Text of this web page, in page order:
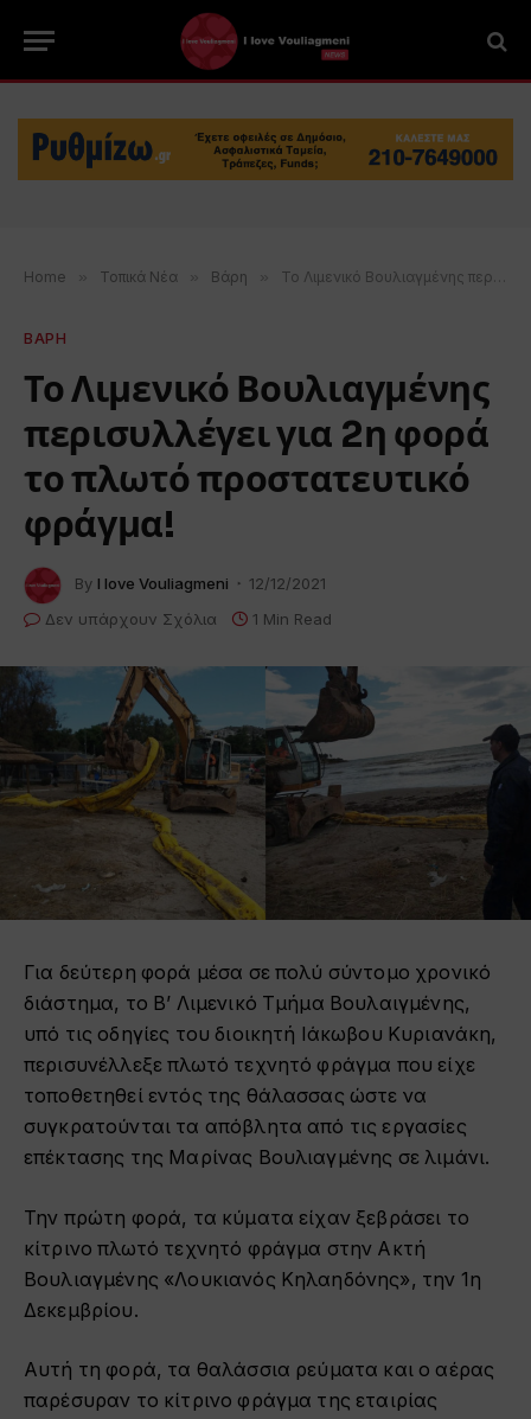
Home » Τοπικά Νέα » Βάρη » Το Λιμενικό Βουλιαγμένης περισυλλέγει για 2η φορά το πλωτό προστατευτικό φράγμα!
ΒΑΡΗ
Το Λιμενικό Βουλιαγμένης
περισυλλέγει για 2η φορά
το πλωτό προστατευτικό
φράγμα!
By I love Vouliagmeni
12/12/2021
Δεν υπάρχουν Σχόλια
1 Min Read
Για δεύτερη φορά μέσα σε πολύ σύντομο χρονικό
διάστημα, το Β’ Λιμενικό Τμήμα Βουλαιγμένης,
υπό τις οδηγίες του διοικητή Ιάκωβου Κυριανάκη,
περισυνέλλεξε πλωτό τεχνητό φράγμα που είχε
τοποθετηθεί εντός της θάλασσας ώστε να
συγκρατούνται τα απόβλητα από τις εργασίες
επέκτασης της Μαρίνας Βουλιαγμένης σε λιμάνι.
Την πρώτη φορά, τα κύματα είχαν ξεβράσει το
κίτρινο πλωτό τεχνητό φράγμα στην Ακτή
Βουλιαγμένης «Λουκιανός Κηλαηδόνης», την 1η
Δεκεμβρίου.
Αυτή τη φορά, τα θαλάσσια ρεύματα και ο αέρας
παρέσυραν το κίτρινο φράγμα της εταιρίας